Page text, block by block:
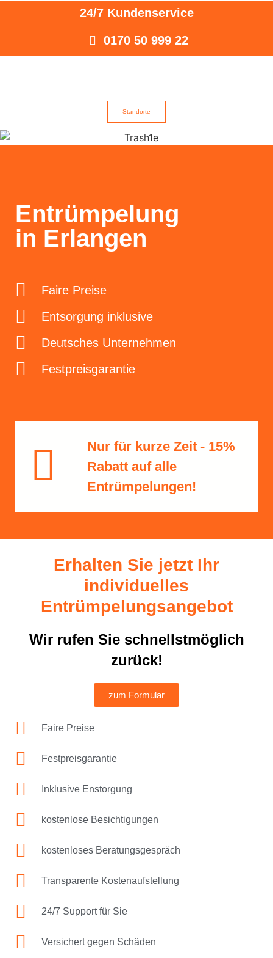
24/7 Kundenservice
0170 50 999 22
Standorte
Entrümpelung
in Erlangen
Faire Preise
Entsorgung inklusive
Deutsches Unternehmen
Festpreisgarantie
Nur für kurze Zeit - 15%
Rabatt​ auf alle
Entrümpelungen!
Erhalten Sie jetzt Ihr
individuelles
Entrümpelungsangebot
Wir rufen Sie schnellstmöglich
zurück!
zum Formular
Faire Preise
Festpreisgarantie
Inklusive Enstorgung
kostenlose Besichtigungen
kostenloses Beratungsgespräch
Transparente Kostenaufstellung
24/7 Support für Sie
Versichert gegen Schäden